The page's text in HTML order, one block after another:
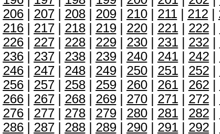
206| 207| 208| 209| 210| 211| 212|
216| 217| 218| 219| 220| 221| 222|
226| 227| 228| 229| 230| 231| 232|
236| 237| 238| 239| 240| 241| 242|
246| 247| 248| 249| 250| 251| 252|
256| 257| 258| 259| 260| 261| 262|
266| 267| 268| 269| 270| 271| 272|
276| 277| 278| 279| 280| 281| 282|
286| 287| 288| 289| 290| 291| 292|